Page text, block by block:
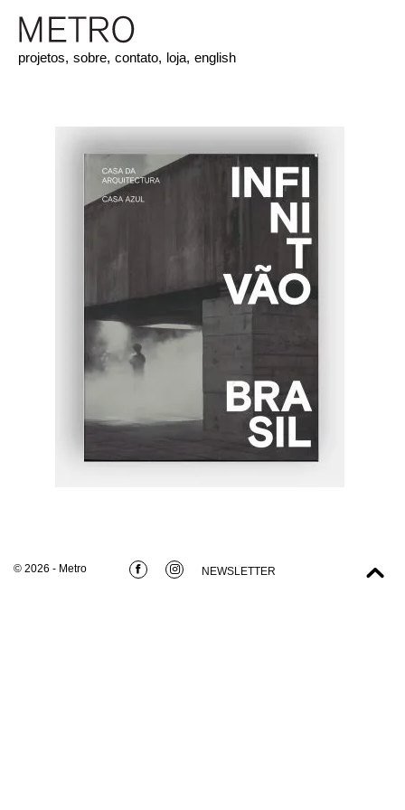
projetos, sobre, contato, loja, english
© 2026 - Metro NEWSLETTER